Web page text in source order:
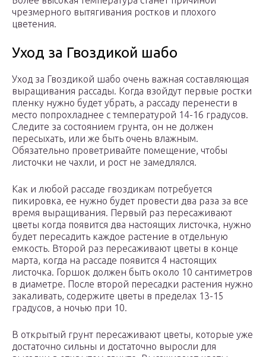
чрезмерного вытягивания ростков и плохого
цветения.
Уход за Гвоздикой шабо
Уход за Гвоздикой шабо очень важная составляющая
выращивания рассады. Когда взойдут первые ростки
пленку нужно будет убрать, а рассаду перенести в
место попрохладнее с температурой 14-16 градусов.
Следите за состоянием грунта, он не должен
пересыхать, или же быть очень влажным.
Обязательно проветривайте помещение, чтобы
листочки не чахли, и рост не замедлялся.
Как и любой рассаде гвоздикам потребуется
пикировка, ее нужно будет провести два раза за все
время выращивания. Первый раз пересаживают
цветы когда появится два настоящих листочка, нужно
будет пересадить каждое растение в отдельную
емкость. Второй раз пересаживают цветы в конце
марта, когда на рассаде появится 4 настоящих
листочка. Горшок должен быть около 10 сантиметров
в диаметре. После второй пересадки растения нужно
закаливать, содержите цветы в пределах 13-15
градусов, а ночью при 10.
В открытый грунт пересаживают цветы, которые уже
достаточно сильны и достаточно выросли для